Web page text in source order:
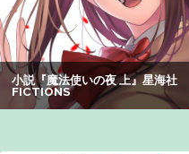
【悲報】映画館の客、ほぼ
観客が避難する事態にｗｗ
【速報】熊本イオンモール
性